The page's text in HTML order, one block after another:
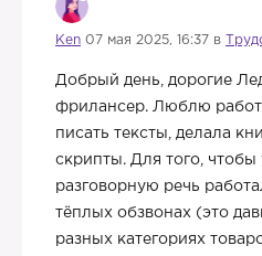
Ken 07 мая 2025, 16:37 в
Добрый день, дорогие
фрилансер. Люблю
писать тексты, делала
скрипты. Для того, чтобы
разговорную речь
тёплых обзвонах (это
разных категориях